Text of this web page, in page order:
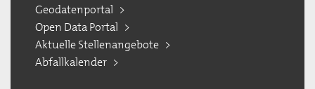
Geodatenportal
Open Data Portal
Aktuelle Stellenangebote
Abfallkalender